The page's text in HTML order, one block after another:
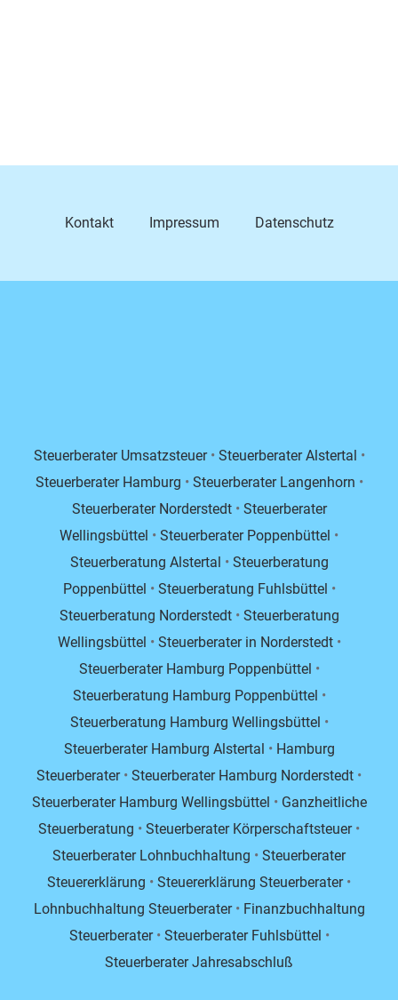
Kontakt Impressum Datenschutz
Steuerberater Umsatzsteuer• Steuerberater Alstertal •
Steuerberater Hamburg • Steuerberater Langenhorn •
Steuerberater Norderstedt• Steuerberater
Wellingsbüttel • Steuerberater Poppenbüttel •
Steuerberatung Alstertal • Steuerberatung
Poppenbüttel • Steuerberatung Fuhlsbüttel •
Steuerberatung Norderstedt• Steuerberatung
Wellingsbüttel • Steuerberater in Norderstedt•
Steuerberater Hamburg Poppenbüttel •
Steuerberatung Hamburg Poppenbüttel •
Steuerberatung Hamburg Wellingsbüttel •
Steuerberater Hamburg Alstertal • Hamburg
Steuerberater• Steuerberater Hamburg Norderstedt •
Steuerberater Hamburg Wellingsbüttel • Ganzheitliche
Steuerberatung • Steuerberater Körperschaftsteuer•
Steuerberater Lohnbuchhaltung • Steuerberater
Steuererklärung • Steuererklärung Steuerberater•
Lohnbuchhaltung Steuerberater• Finanzbuchhaltung
Steuerberater• Steuerberater Fuhlsbüttel •
Steuerberater Jahresabschluß